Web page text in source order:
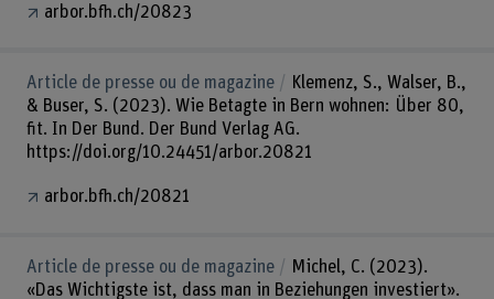
arbor.bfh.ch/20823
Article de presse ou de magazine
Klemenz, S., Walser, B.,
& Buser, S. (2023). Wie Betagte in Bern wohnen: Über 80,
fit. In Der Bund. Der Bund Verlag AG.
https://doi.org/10.24451/arbor.20821
arbor.bfh.ch/20821
Article de presse ou de magazine
Michel, C. (2023).
«Das Wichtigste ist, dass man in Beziehungen investiert».